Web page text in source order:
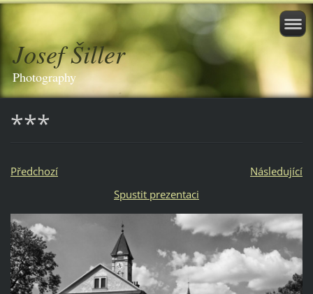
Josef Šiller
Photography
***
Předchozí
Následující
Spustit prezentaci